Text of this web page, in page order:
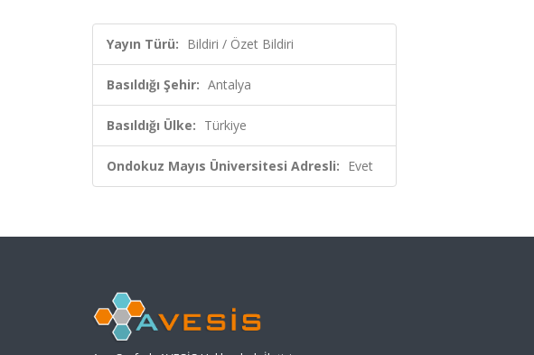
Yayın Türü: Bildiri / Özet Bildiri
Basıldığı Şehir: Antalya
Basıldığı Ülke: Türkiye
Ondokuz Mayıs Üniversitesi Adresli: Evet